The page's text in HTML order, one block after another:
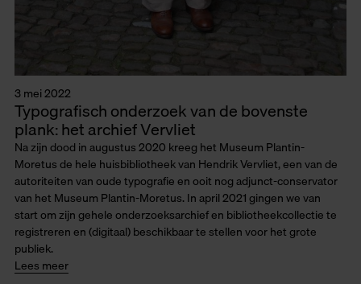
3 mei 2022
Typografisch onderzoek van de bovenste
plank: het archief Vervliet
Na zijn dood in augustus 2020 kreeg het Museum Plantin-
Moretus de hele huisbibliotheek van Hendrik Vervliet, een van de
autoriteiten van oude typografie en ooit nog adjunct-conservator
van het Museum Plantin-Moretus. In april 2021 gingen we van
start om zijn gehele onderzoeksarchief en bibliotheekcollectie te
registreren en (digitaal) beschikbaar te stellen voor het grote
publiek.
Lees meer